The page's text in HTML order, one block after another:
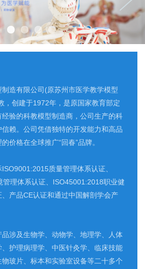
造有限公司(原苏州市医学教学模型
，创建于1972年，是原国家教育部定
验的科教模型制造商，公司生产的科
赖。公司凭借独特的开发能力和高品
价格在全球推广“回春”品牌。
质量管理体系认证、
管理体系认证、ISO45001:2018职业健
产品CE认证和通过中国解剖学会产
涉及生物学、动物学、地理学、人体
护理病理学、中医针灸学、临床技能
玻片、标本和实验室设备等二十多个